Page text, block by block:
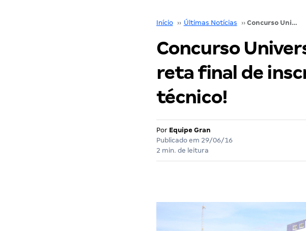
Início ›› Últimas Notícias ›› Concurso Universidade Estadual (UERN): reta final de inscrições para agente e técnico!
Concurso
reta final de
técnico!
Por Equipe Gran
Publicado em 29/06/16
2 min. de leitura